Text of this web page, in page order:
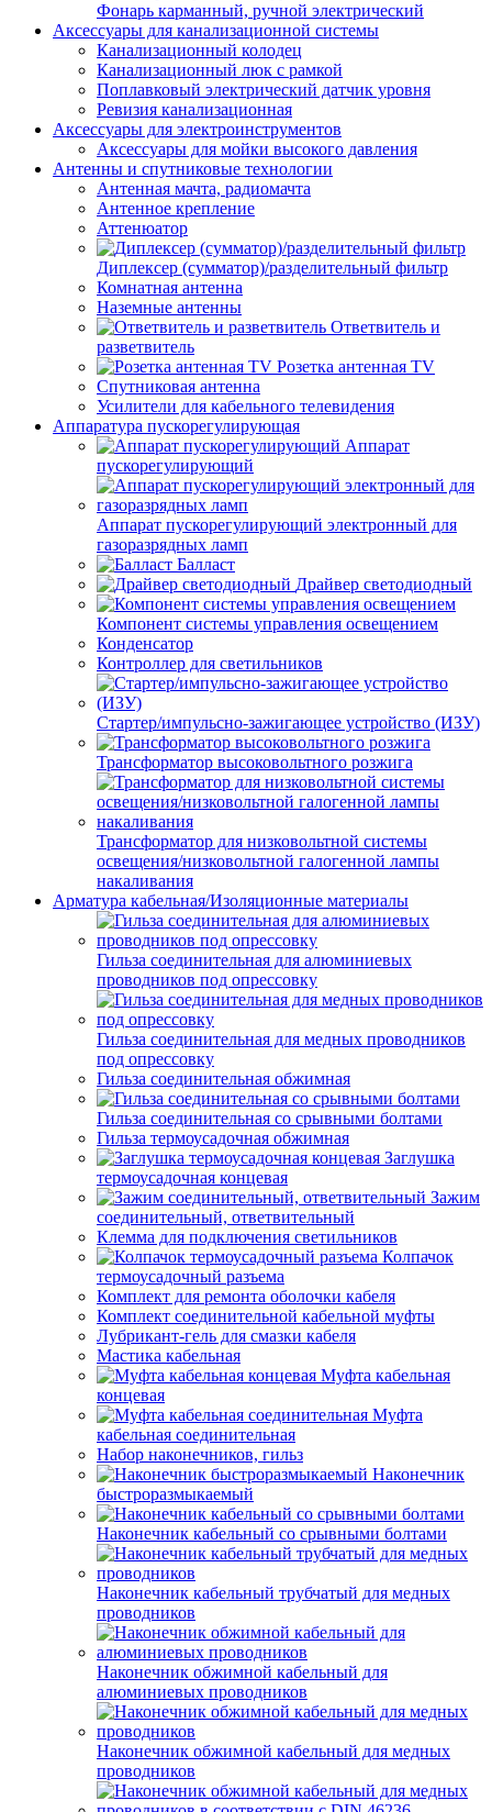
Фонарь карманный, ручной электрический
Аксессуары для канализационной системы
Канализационный колодец
Канализационный люк с рамкой
Поплавковый электрический датчик уровня
Ревизия канализационная
Аксессуары для электроинструментов
Аксессуары для мойки высокого давления
Антенны и спутниковые технологии
Антенная мачта, радиомачта
Антенное крепление
Аттенюатор
Диплексер (сумматор)/разделительный фильтр
Комнатная антенна
Наземные антенны
Ответвитель и
разветвитель
Розетка антенная TV
Спутниковая антенна
Усилители для кабельного телевидения
Аппаратура пускорегулирующая
Аппарат
пускорегулирующий
Аппарат пускорегулирующий электронный для
газоразрядных ламп
Балласт
Драйвер светодиодный
Компонент системы управления освещением
Конденсатор
Контроллер для светильников
Стартер/импульсно-зажигающее устройство (ИЗУ)
Трансформатор высоковольтного розжига
Трансформатор для низковольтной системы
освещения/низковольтной галогенной лампы
накаливания
Арматура кабельная/Изоляционные материалы
Гильза соединительная для алюминиевых
проводников под опрессовку
Гильза соединительная для медных проводников
под опрессовку
Гильза соединительная обжимная
Гильза соединительная со срывными болтами
Гильза термоусадочная обжимная
Заглушка
термоусадочная концевая
Зажим
соединительный, ответвительный
Клемма для подключения светильников
Колпачок
термоусадочный разъема
Комплект для ремонта оболочки кабеля
Комплект соединительной кабельной муфты
Лубрикант-гель для смазки кабеля
Мастика кабельная
Муфта кабельная
концевая
Муфта
кабельная соединительная
Набор наконечников, гильз
Наконечник
быстроразмыкаемый
Наконечник кабельный со срывными болтами
Наконечник кабельный трубчатый для медных
проводников
Наконечник обжимной кабельный для
алюминиевых проводников
Наконечник обжимной кабельный для медных
проводников